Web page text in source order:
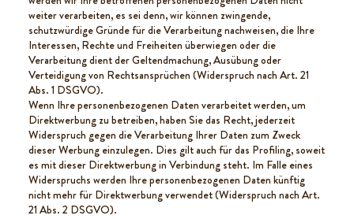
weiter verarbeiten, es sei denn, wir können zwingende,
schutzwürdige Gründe für die Verarbeitung nachweisen, die Ihre
Interessen, Rechte und Freiheiten überwiegen oder die
Verarbeitung dient der Geltendmachung, Ausübung oder
Verteidigung von Rechtsansprüchen (Widerspruch nach Art. 21
Abs. 1 DSGVO).
Wenn Ihre personenbezogenen Daten verarbeitet werden, um
Direktwerbung zu betreiben, haben Sie das Recht, jederzeit
Widerspruch gegen die Verarbeitung Ihrer Daten zum Zweck
dieser Werbung einzulegen. Dies gilt auch für das Profiling, soweit
es mit dieser Direktwerbung in Verbindung steht. Im Falle eines
Widerspruchs werden Ihre personenbezogenen Daten künftig
nicht mehr für Direktwerbung verwendet (Widerspruch nach Art.
21 Abs. 2 DSGVO).